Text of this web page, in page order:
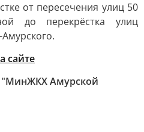
от пересечения улиц 50
до перекрёстка улиц
сайте
Амурской